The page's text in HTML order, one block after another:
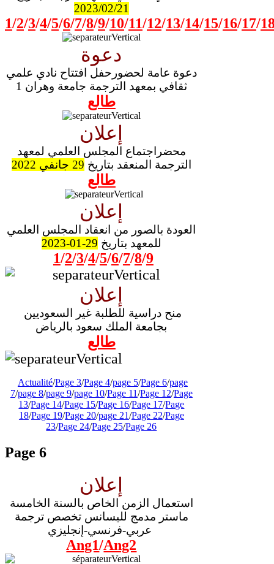
2023/02/21
1/2/3/4/5/6/7/8/9/10/11/12/13/14/15/16/17/
دعوة
دعوة عامة لحضورحفل افتتاح نادي علمي
ثقافي بمعهد الترجمة جامعة وهران 1
طالع
إعلان
محضراجتماع المجلس العلمي لمعهد
الترجمة المنعقد بتاريخ 29 جانفي 2022
طالع
إعلان
العودة بالصور من انعقاد المجلس العلمي
للمعهد بتاريخ 29-01-2023
1/2/3/4/5/6/7/8/9
إعلان
بجامعة الملك سعود بالرياض
طالع
Actualité/Page 3/Page 4/page 5/Page 6/page
7/page 8/page 9/page 10/Page 11/Page 12/Page
13/Page 14/Page 15/Page 16/Page 17/Page
18/Page 19/Page 20/page 21/Page 22/Page
23/Page 24/Page 25/Page 26
Page 6
إعلان
استعمال الزمن الخاص بالسنة الخامسة
ماستر مدمج لليسانس تخصص ترجمة
Ang1/Ang2